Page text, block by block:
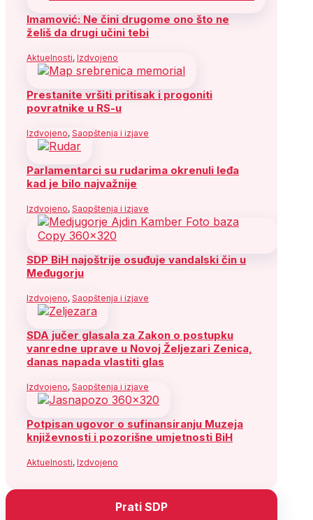
Imamović: Ne čini drugome ono što ne
želiš da drugi učini tebi
Aktuelnosti, Izdvojeno
Prestanite vršiti pritisak i progoniti
povratnike u RS-u
Izdvojeno, Saopštenja i izjave
Parlamentarci su rudarima okrenuli leđa
kad je bilo najvažnije
Izdvojeno, Saopštenja i izjave
SDP BiH najoštrije osuđuje vandalski čin u
Međugorju
Izdvojeno, Saopštenja i izjave
SDA jučer glasala za Zakon o postupku
vanredne uprave u Novoj Željezari Zenica,
danas napada vlastiti glas
Izdvojeno, Saopštenja i izjave
Potpisan ugovor o sufinansiranju Muzeja
književnosti i pozorišne umjetnosti BiH
Aktuelnosti, Izdvojeno
Prati SDP